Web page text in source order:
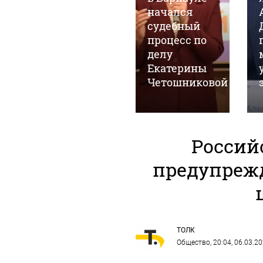
начался
судебный
процесс по
делу
Екатерины
Четошниковой
ТОЛК
Общество, 20:04,